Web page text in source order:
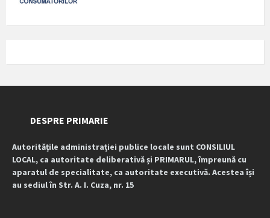
DESPRE PRIMARIE
Autoritățile administrației publice locale sunt CONSILIUL
LOCAL, ca autoritate deliberativă și PRIMARUL, împreună cu
aparatul de specialitate, ca autoritate executivă. Acestea își
au sediul în Str. A. I. Cuza, nr. 15